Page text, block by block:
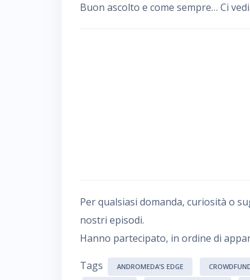
Buon ascolto e come sempre… Ci
Per qualsiasi domanda, curiosità o
nostri episodi.
Hanno partecipato, in ordine di
Tags ANDROMEDA’S EDGE